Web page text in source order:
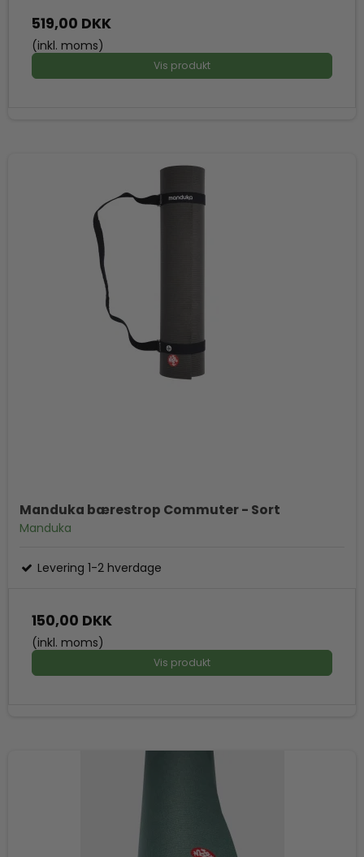
519,00 DKK
(inkl. moms)
Vis produkt
Manduka bærestrop Commuter - Sort
Manduka
Levering 1-2 hverdage
150,00 DKK
(inkl. moms)
Vis produkt